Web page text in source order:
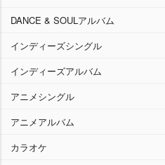
DANCE & SOULアルバム
インディーズシングル
インディーズアルバム
アニメシングル
アニメアルバム
カラオケ